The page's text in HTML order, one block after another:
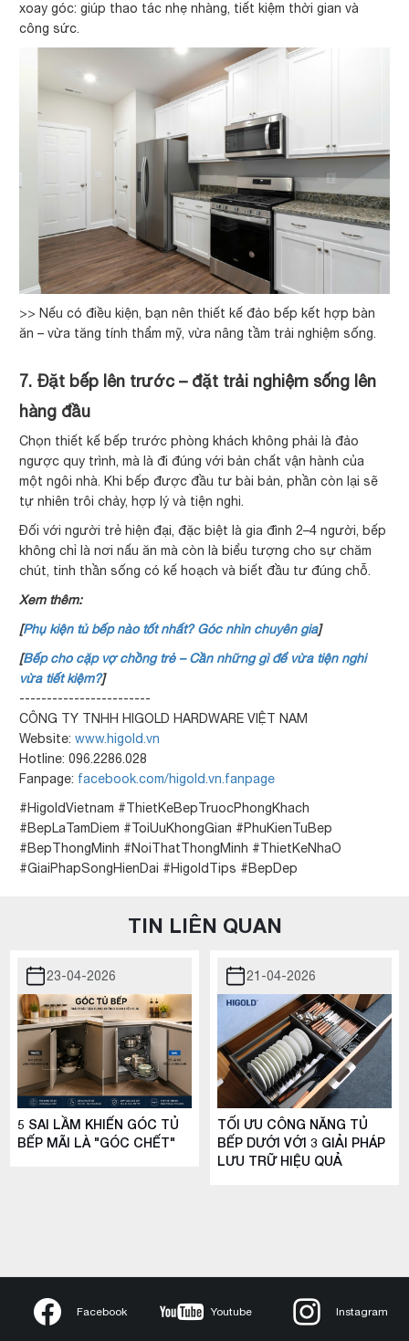
xoay góc: giúp thao tác nhẹ nhàng, tiết kiệm thời gian và
công sức.
>> Nếu có điều kiện, bạn nên thiết kế đảo bếp kết hợp bàn
ăn – vừa tăng tính thẩm mỹ, vừa nâng tầm trải nghiệm sống.
7. Đặt bếp lên trước – đặt trải nghiệm sống lên
hàng đầu
Chọn thiết kế bếp trước phòng khách không phải là đảo
ngược quy trình, mà là đi đúng với bản chất vận hành của
một ngôi nhà. Khi bếp được đầu tư bài bản, phần còn lại sẽ
tự nhiên trôi chảy, hợp lý và tiện nghi.
Đối với người trẻ hiện đại, đặc biệt là gia đình 2–4 người, bếp
không chỉ là nơi nấu ăn mà còn là biểu tượng cho sự chăm
chút, tinh thần sống có kế hoạch và biết đầu tư đúng chỗ.
Xem thêm:
[Phụ kiện tủ bếp nào tốt nhất? Góc nhìn chuyên gia]
[Bếp cho cặp vợ chồng trẻ – Cần những gì để vừa tiện nghi
vừa tiết kiệm?]
------------------------
CÔNG TY TNHH HIGOLD HARDWARE VIỆT NAM
Website:www.higold.vn
Hotline: 096.2286.028
Fanpage: facebook.com/higold.vn.fanpage
#HigoldVietnam #ThietKeBepTruocPhongKhach
#BepLaTamDiem #ToiUuKhongGian #PhuKienTuBep
#BepThongMinh #NoiThatThongMinh #ThietKeNhaO
#GiaiPhapSongHienDai #HigoldTips #BepDep
TIN LIÊN QUAN
23-04-2026
5 SAI LẦM KHIẾN GÓC TỦ
BẾP MÃI LÀ "GÓC CHẾT"
21-04-2026
TỐI ƯU CÔNG NĂNG TỦ
BẾP DƯỚI VỚI 3 GIẢI PHÁP
LƯU TRỮ HIỆU QUẢ
Facebook Youtube Instagram